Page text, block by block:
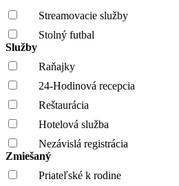
Streamovacie služby
Stolný futbal
Služby
Raňajky
24-Hodinová recepcia
Reštaurácia
Hotelová služba
Nezávislá registrácia
Zmiešaný
Priateľské k rodine